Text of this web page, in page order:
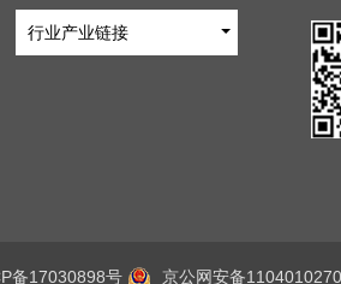
行业产业链接
备17030898号 京公网安备